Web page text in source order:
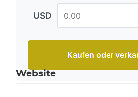
USD
Kaufen oder
Website